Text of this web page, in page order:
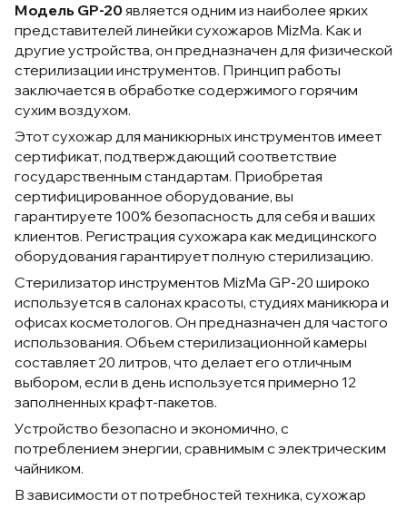
Модель GP-20является одним из наиболее ярких
представителей линейки сухожаров MizMa. Как и
другие устройства, он предназначен для физической
стерилизации инструментов. Принцип работы
заключается в обработке содержимого горячим
сухим воздухом.
Этот сухожар для маникюрных инструментов имеет
сертификат, подтверждающий соответствие
государственным стандартам. Приобретая
сертифицированное оборудование, вы
гарантируете 100% безопасность для себя и ваших
клиентов. Регистрация сухожара как медицинского
оборудования гарантирует полную стерилизацию.
Стерилизатор инструментов MizMa GP-20 широко
используется в салонах красоты, студиях маникюра и
офисах косметологов. Он предназначен для частого
использования. Объем стерилизационной камеры
составляет 20 литров, что делает его отличным
выбором, если в день используется примерно 12
заполненных крафт-пакетов.
Устройство безопасно и экономично, с
потреблением энергии, сравнимым с электрическим
чайником.
В зависимости от потребностей техника, сухожар